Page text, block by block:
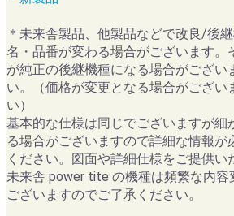
＊未来舎製品、他製品などで改良/後
名・品番が変わる場合がございます。
が純正の後継機種になる場合がござい
い。（価格が変更となる場合がござい
い）
基本的な仕様は同じでございますが細
る場合がございますので詳細な情報が
ください。図面や詳細仕様をご提供い
未来舎 power tite の機種は頻繁な内容
ございますのでご了承ください。